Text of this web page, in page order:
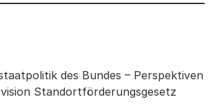
folgenden Sitzungen: Informationen
des Bundes – Perspektiven
Standortförderungsgesetz